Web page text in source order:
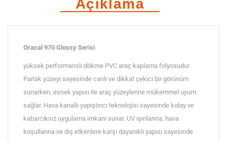
adet
Açıklama
Oracal 970 Glossy Serisi
yüksek performanslı dökme PVC araç kaplama folyosudur.
Parlak yüzeyi sayesinde canlı ve dikkat çekici bir görünüm
sunarken, esnek yapısı ile araç yüzeylerine mükemmel uyum
sağlar. Hava kanallı yapıştırıcı teknolojisi sayesinde kolay ve
kabarcıksız uygulama imkanı sunar. UV ışınlarına, hava
koşullarına ve dış etkenlere karşı dayanıklı yapısı sayesinde